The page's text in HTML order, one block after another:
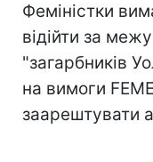
Феміністки
відійти за
"загарбників
на вимоги
заарештувати